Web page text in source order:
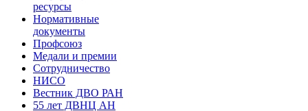
ресурсы
Нормативные
документы
Профсоюз
Медали и премии
Сотрудничество
НИСО
Вестник ДВО РАН
55 лет ДВНЦ АН